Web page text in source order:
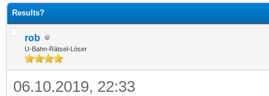
Results?
rob
U-Bahn-Rätsel-Löser
06.10.2019, 22:33